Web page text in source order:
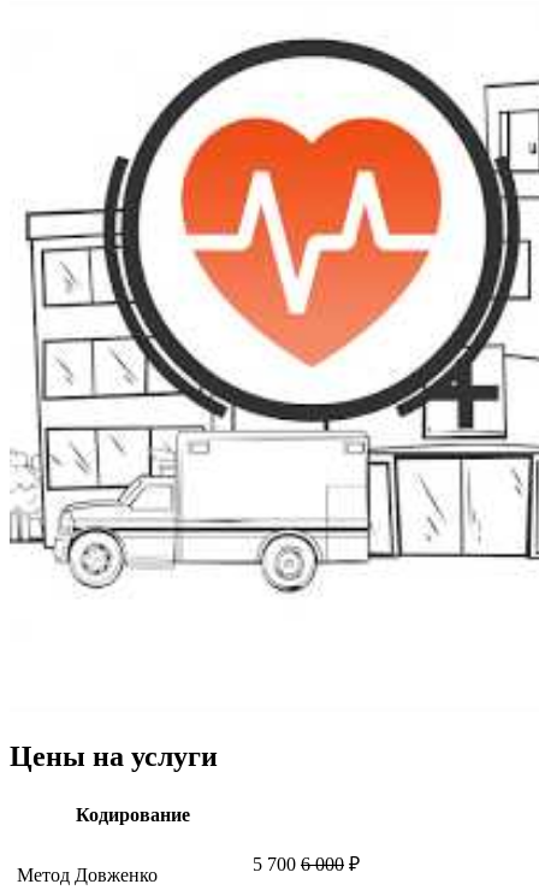
Цены на услуги
Кодирование
Метод Довженко
5 700 6 000 ₽